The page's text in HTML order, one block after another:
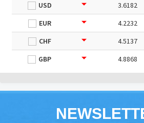
USD
3.6182
EUR
4.2232
CHF
4.5137
GBP
4.8868